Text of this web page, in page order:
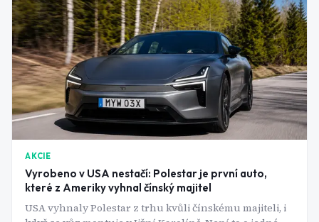
AKCIE
Vyrobeno v USA nestačí: Polestar je první auto,
které z Ameriky vyhnal čínský majitel
USA vyhnaly Polestar z trhu kvůli čínskému majiteli, i